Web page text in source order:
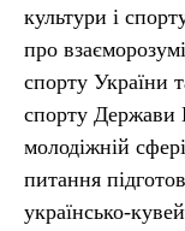
культури і
про
спорту України
спорту Держави
молодіжній
питання
українсько-